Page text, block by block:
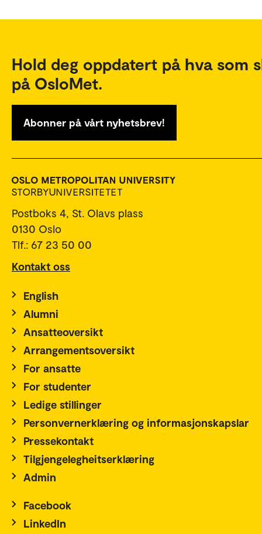
Hold deg oppdatert på hva som
på OsloMet.
Abonner på vårt nyhetsbrev!
Postboks 4, St. Olavs plass
0130 Oslo
Tlf.: 67 23 50 00
Kontakt oss
English
Alumni
Ansatteoversikt
Arrangementsoversikt
For ansatte
For studenter
Ledige stillinger
Personvernerklæring og informasjonskapslar
Pressekontakt
Tilgjengelegheitserklæring
Admin
Facebook
LinkedIn